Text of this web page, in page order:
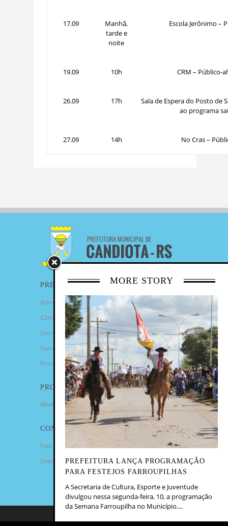
17.09
Manhã,
tarde e
noite
Escola Jerônimo –
19.09 10h CRM – Público-
26.09 17h
Sala de Espera do Posto de
ao programa
27.09 14h No Cras –
MORE STORY
PREFEITURA LANÇA PROGRAMAÇÃO
PARA FESTEJOS FARROUPILHAS
A Secretaria de Cultura, Esporte e Juventude
divulgou nessa segunda-feira, 10, a programação
da Semana Farroupilha no Município....
PREFEITURA
Administração Municipal
Câmara de Vereadores
Secretarias
Serviços
Procuradoria Geral
PROGRAMAS
Minha Casa Minha Vida
CONTATO
Fale Conosco
Sitemap
COPYRIGHT 2023 - PREFEITURA